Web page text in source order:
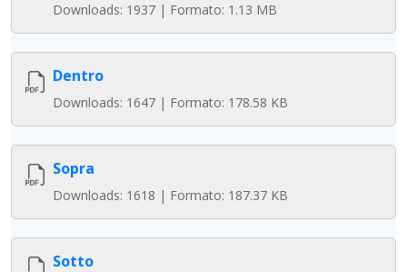
Downloads: 1937 | Formato: 1.13 MB
Dentro
Downloads: 1647 | Formato: 178.58 KB
Sopra
Downloads: 1618 | Formato: 187.37 KB
Sotto